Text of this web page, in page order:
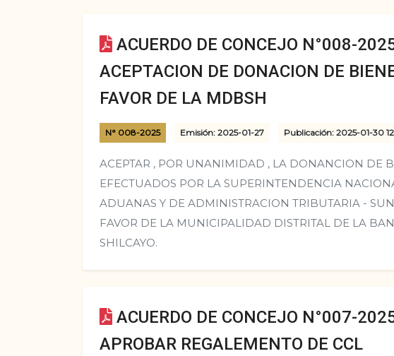
ACUERDO DE CONCEJO N°008-
ACEPTACION DE DONACION DE
FAVOR DE LA MDBSH
N° 008-2025 Emisión: 2025-01-27 Publicación: 2025-01-30
ACEPTAR , POR UNANIMIDAD , LA DONANCION DE
EFECTUADOS POR LA SUPERINTENDENCIA
ADUANAS Y DE ADMINISTRACION TRIBUTARIA -
FAVOR DE LA MUNICIPALIDAD DISTRITAL DE LA
SHILCAYO.
ACUERDO DE CONCEJO N°007-
APROBAR REGALEMENTO DE CCL